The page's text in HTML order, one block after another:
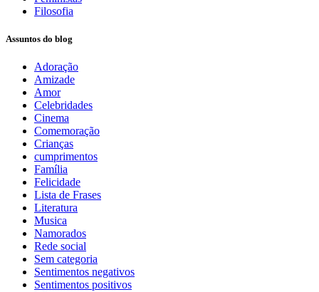
Filosofia
Assuntos do blog
Adoração
Amizade
Amor
Celebridades
Cinema
Comemoração
Crianças
cumprimentos
Família
Felicidade
Lista de Frases
Literatura
Musica
Namorados
Rede social
Sem categoria
Sentimentos negativos
Sentimentos positivos